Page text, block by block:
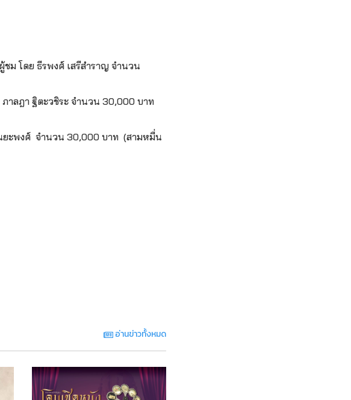
ม โดย ธีรพงศ์ เสรีสำราญ จำนวน
าลฎา ฐิตะวชิระ จำนวน 30,000 บาท
ยะพงศ์ จำนวน 30,000 บาท (สามหมื่น
อ่านข่าวทั้งหมด